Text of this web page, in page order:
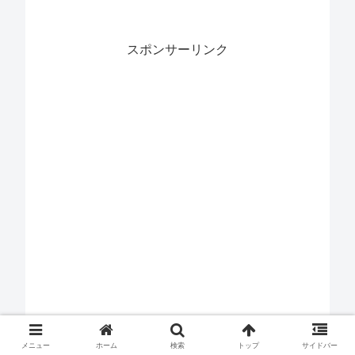
スポンサーリンク
メニュー ホーム 検索 トップ サイドバー